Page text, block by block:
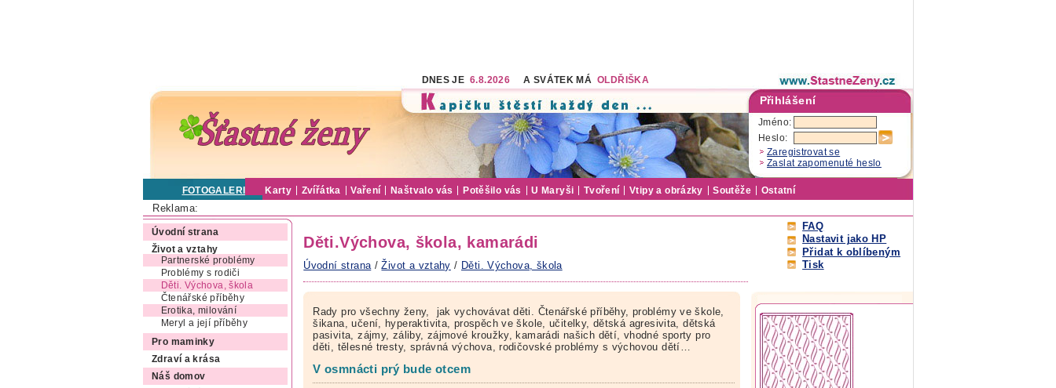
DNES JE 6.8.2026 A SVÁTEK MÁ OLDŘIŠKA
Přihlášení
Jméno:
Heslo:
Zaregistrovat se
Zaslat zapomenuté heslo
FOTOGALERIE Karty Zvířátka Vaření Naštvalo vás Potěšilo vás U Maryši Tvoření Vtipy a obrázky Soutěže Ostatní
Reklama:
Úvodní strana
Život a vztahy
Partnerské problémy
Problémy s rodiči
Děti. Výchova, škola
Čtenářské příběhy
Erotika, milování
Meryl a její příběhy
Pro maminky
Zdraví a krása
Náš domov
Děti.Výchova, škola, kamarádi
Úvodní strana /Život a vztahy / Děti. Výchova, škola
FAQ
Nastavit jako HP
Přidat k oblíbeným
Tisk
Rady pro všechny ženy, jak vychovávat děti. Čtenářské příběhy, problémy ve škole,
šikana, učení, hyperaktivita, prospěch ve škole, učitelky, dětská agresivita, dětská
pasivita, zájmy, záliby, zájmové kroužky, kamarádi našich dětí, vhodné sporty pro
děti, tělesné tresty, správná výchova, rodičovské problémy s výchovou dětí…
V osmnácti prý bude otcem